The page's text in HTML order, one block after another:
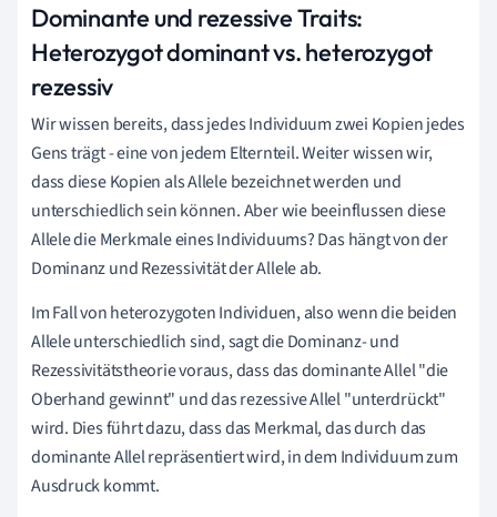
Dominante und rezessive Traits:
Heterozygot dominant vs. heterozygot
rezessiv
Wir wissen bereits, dass jedes Individuum zwei Kopien jedes
Gens trägt - eine von jedem Elternteil. Weiter wissen wir,
dass diese Kopien als Allele bezeichnet werden und
unterschiedlich sein können. Aber wie beeinflussen diese
Allele die Merkmale eines Individuums? Das hängt von der
Dominanz und Rezessivität der Allele ab.
Im Fall von heterozygoten Individuen, also wenn die beiden
Allele unterschiedlich sind, sagt die Dominanz- und
Rezessivitätstheorie voraus, dass das dominante Allel "die
Oberhand gewinnt" und das rezessive Allel "unterdrückt"
wird. Dies führt dazu, dass das Merkmal, das durch das
dominante Allel repräsentiert wird, in dem Individuum zum
Ausdruck kommt.